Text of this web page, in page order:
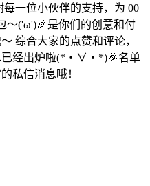
一位小伙伴的支持，为 00
～('ω')🎉是你们的创意和付
综合大家的点赞和评论，
已经出炉啦(*・∀・*)🎉名单
私信消息哦！